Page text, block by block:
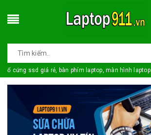
ổ cứng ssd giá rẻ, bàn phím laptop, màn hình laptop